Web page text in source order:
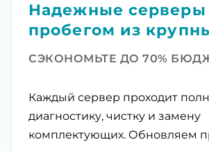
Надежные серверы
пробегом из
СЭКОНОМЬТЕ ДО 70%
Каждый сервер проходит
диагностику, чистку и замену
комплектующих. Обновляем